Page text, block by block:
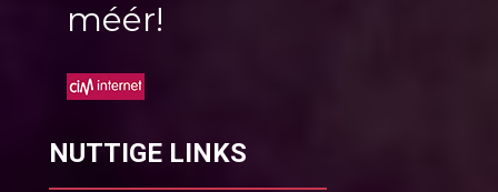
méér!
NUTTIGE LINKS